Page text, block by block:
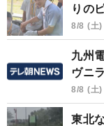
りの
8/8 (土
九州
ヴニ
8/8 (土
東北